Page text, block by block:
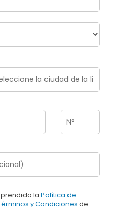
la Política de
y Condiciones de